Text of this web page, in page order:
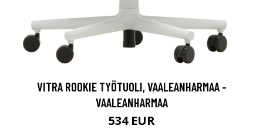
VITRA ROOKIE TYÖTUOLI, VAALEANHARMAA -
VAALEANHARMAA
534 EUR